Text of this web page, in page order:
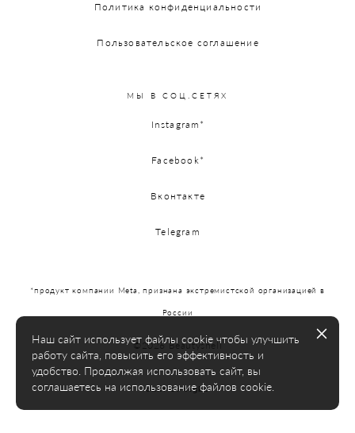
Политика конфиденциальности
Пользовательское соглашение
МЫ В СОЦ.СЕТЯХ
Instagram*
Facebook*
Вконтакте
Telegram
*продукт компании Meta, признана экстремистской организацией в
России
©2026 Beautyshell
сайт от vigbo
Наш сайт использует файлы cookie чтобы улучшить
работу сайта, повысить его эффективность и
удобство. Продолжая использовать сайт, вы
соглашаетесь на использование файлов cookie.